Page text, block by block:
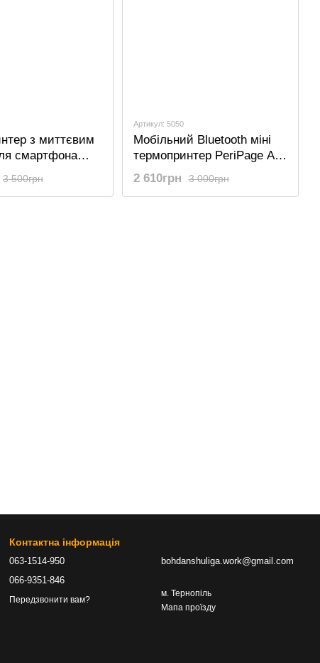
з миттєвим
смартфона
бездротовий,
з Bluetooth
3 500грн
Артикул: 5050
Мобільний Bluetooth міні
термопринтер PeriPage A6,
кишеньковий для
смартфона, білий
3 000грн
2 610грн
Контактна інформація
063-1514-950
066-9351-846
Передзвонити вам?
bohdanshuliga.work@gmail.com
м. Тернопіль
Мапа проїзду